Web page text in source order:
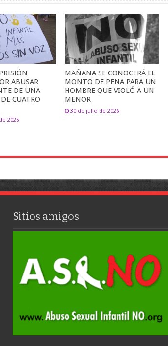
ABUSAR
DE UNA
CUATRO
2026
MAÑANA SE CONOCERÁ EL
MONTO DE PENA PARA UN
HOMBRE QUE VIOLÓ A UN
MENOR
30 de julio de 2026
Sitios amigos